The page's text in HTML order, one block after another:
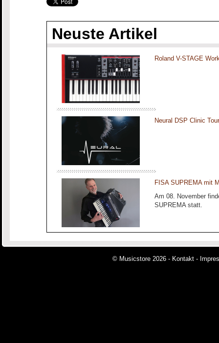
Neuste Artikel
Roland V-STAGE
Neural DSP Clinic
FISA SUPREMA mit
Am 08. November
SUPREMA statt.
© Musicstore 2026 - Kontakt -